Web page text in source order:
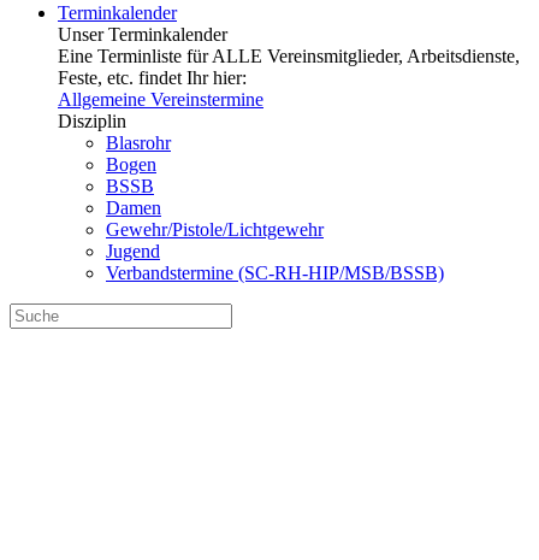
Terminkalender
Unser Terminkalender
Eine Terminliste für ALLE Vereinsmitglieder, Arbeitsdienste,
Feste, etc. findet Ihr hier:
Allgemeine Vereinstermine
Disziplin
Blasrohr
Bogen
BSSB
Damen
Gewehr/Pistole/Lichtgewehr
Jugend
Verbandstermine (SC-RH-HIP/MSB/BSSB)